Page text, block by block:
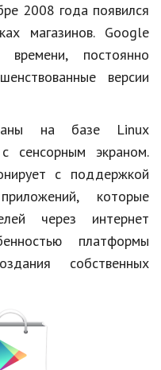
2008 года появился
магазинов. Google
постоянно
версии
на базе Linux
с сенсорным экраном.
с поддержкой
которые
через интернет
платформы
собственных